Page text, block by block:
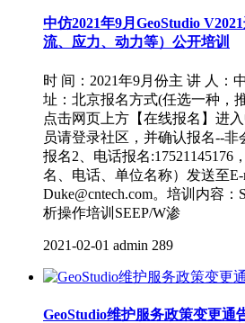
中仿2021年9月GeoStudio
流、应力、动力等）公开培训
时 间：2021年9月份主 讲 人：
址：北京报名方式(任选一种，
点击网页上方【在线报名】进
员请登录社区，并确认报名--非
报名2、电话报名:17521145176
名、电话、单位名称）发送至E-
Duke@cntech.com。培训内容
析操作培训SEEP/W渗
2021-02-01 admin 289
GeoStudio维护服务政策变更通